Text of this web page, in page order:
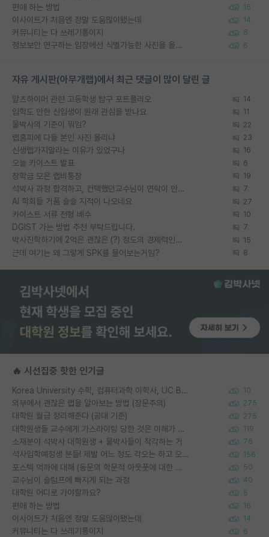
편애 하는 방법 16
이사이트가 처음엔 정말 도움많이됐는데 14
커뮤니티는 다 쓰레기통이지 6
정보보안 연구하는 입장에선 식별가능한 사진을 올리는건 비추이긴함 6
자유 게시판(아무개랩)에서 최근 댓글이 많이 달린 글
알츠하이머 관련 고등학생 탐구 포트폴리오 14
입학도 안한 신입생이 원래 관심을 받나요 11
물박사의 기준이 뭐임? 22
랩홈피에 다들 본인 사진 올리냐 23
신생랩가지말라는 이유가 있었구나 16
오늘 카이스트 발표 6
장학금 모은 랩비통장 19
석박사 과정 합격하고, 컨택했던교수님이 연락이 안됩니다... 7
AI 학회들 거품 슬슬 지적이 나오네요 27
카이스트 서류 전형 배수 10
DGIST 가는 방법 추천 부탁드립니다. 7
박사진학하기에 2억은 괜찮은 (?) 정도의 경제력인가요 15
근데 여기는 왜 그렇게 SPK를 물어보는거임? 8
🔥 시선집중 핫한 인기글
Korea University 수학, 컴퓨터과학 이학사, UC Berkeley 산업공학 대학원 공학박사가 되는 것은 쉽지 않겠죠? 10
외부에서 괜찮은 랩을 알아보는 방법 (장문주의) 275
대학원 월급 정리해준다 (공대 기준) 275
대학원생들 교수에게 가스라이팅 당한 것은 이해가 갑니다. 안타깝네요. 119
소재분야 석박사 대학원생 + 물박사들이 착각하는 거 76
석사입학예정생 분들! 제발 어느 정도 각오는 하고 오세요. 156
포스텍 억까에 대해 (동문의 학문적 아웃풋에 대한 반박) 50
교수님이 슬럼프에 빠지게 되는 과정 40
대학원 어디로 가야할까요? 5
편애 하는 방법 16
이사이트가 처음엔 정말 도움많이됐는데 14
커뮤니티는 다 쓰레기통이지 6